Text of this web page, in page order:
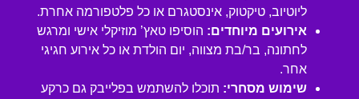
ליוטיוב, טיקטוק, אינסטגרם או כל פלטפורמה אחרת.
אירועים מיוחדים: הוסיפו טאץ’ מוזיקלי אישי ומרגש
לחתונה, בר/בת מצווה, יום הולדת או כל אירוע חגיגי
אחר.
שימוש מסחרי: תוכלו להשתמש בפלייבק גם כרקע